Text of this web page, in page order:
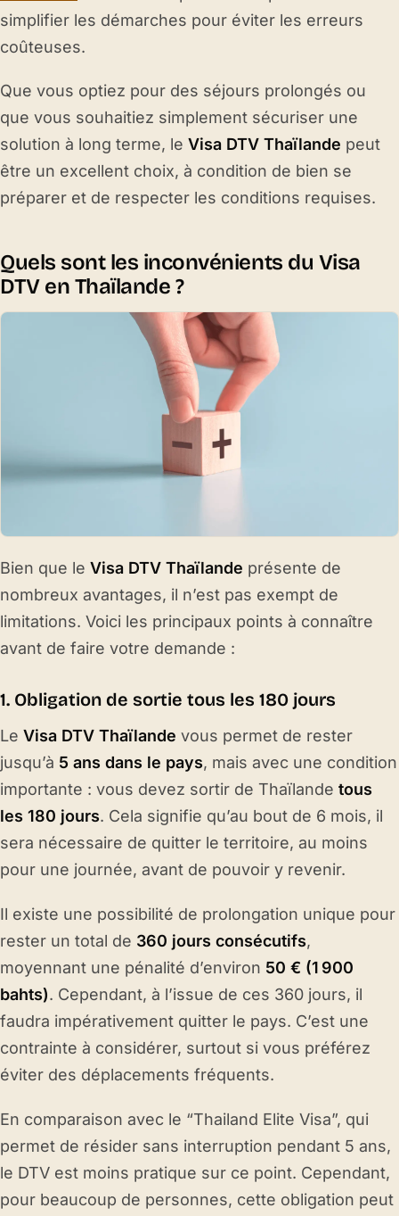
simplifier les démarches pour éviter les erreurs
coûteuses.
Que vous optiez pour des séjours prolongés ou
que vous souhaitiez simplement sécuriser une
solution à long terme, le Visa DTV Thaïlande peut
être un excellent choix, à condition de bien se
préparer et de respecter les conditions requises.
Quels sont les inconvénients du Visa
DTV en Thaïlande ?
Bien que le Visa DTV Thaïlande présente de
nombreux avantages, il n’est pas exempt de
limitations. Voici les principaux points à connaître
avant de faire votre demande :
1. Obligation de sortie tous les 180 jours
Le Visa DTV Thaïlande vous permet de rester
jusqu’à 5 ans dans le pays, mais avec une condition
importante : vous devez sortir de Thaïlande tous
les 180 jours. Cela signifie qu’au bout de 6 mois, il
sera nécessaire de quitter le territoire, au moins
pour une journée, avant de pouvoir y revenir.
Il existe une possibilité de prolongation unique pour
rester un total de 360 jours consécutifs,
moyennant une pénalité d’environ 50 € (1 900
bahts). Cependant, à l’issue de ces 360 jours, il
faudra impérativement quitter le pays. C’est une
contrainte à considérer, surtout si vous préférez
éviter des déplacements fréquents.
En comparaison avec le “Thailand Elite Visa”, qui
permet de résider sans interruption pendant 5 ans,
le DTV est moins pratique sur ce point. Cependant,
pour beaucoup de personnes, cette obligation peut